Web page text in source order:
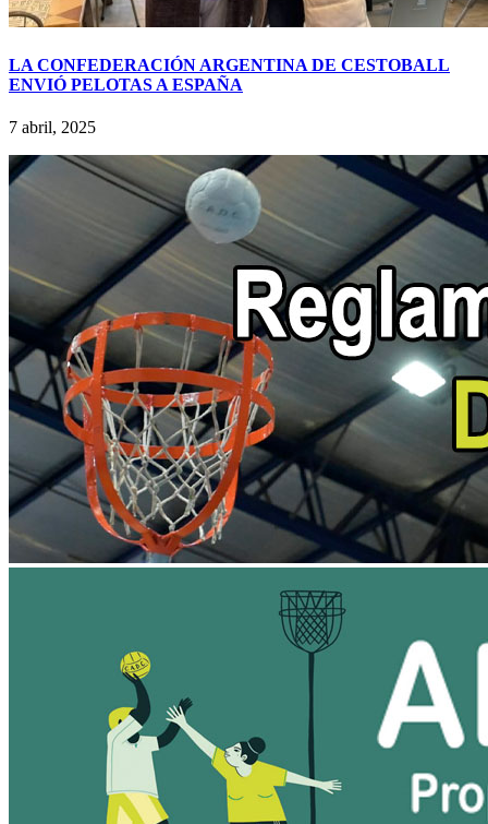
LA CONFEDERACIÓN ARGENTINA DE CESTOBALL
ENVIÓ PELOTAS A ESPAÑA
7 abril, 2025